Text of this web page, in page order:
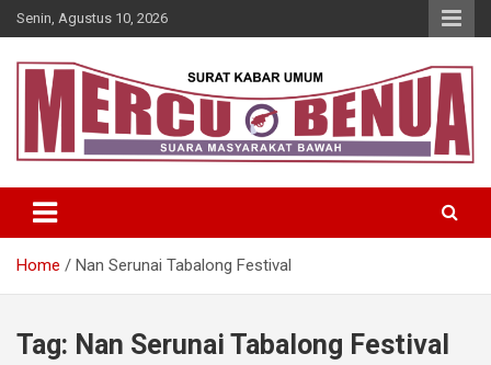
Skip
to
Senin, Agustus 10, 2026
Mercu Benua
Home Nan Serunai Tabalong Festival
Tag: Nan Serunai Tabalong Festival